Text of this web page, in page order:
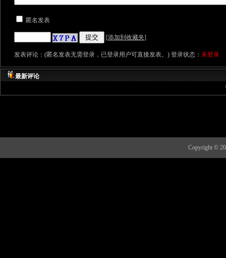
匿名发表
[添加到收藏夹]
发表评论：(匿名发表无需登录，已登录用户可直接发表。) 登录状态： 未登录
最新评论
Copyright ©